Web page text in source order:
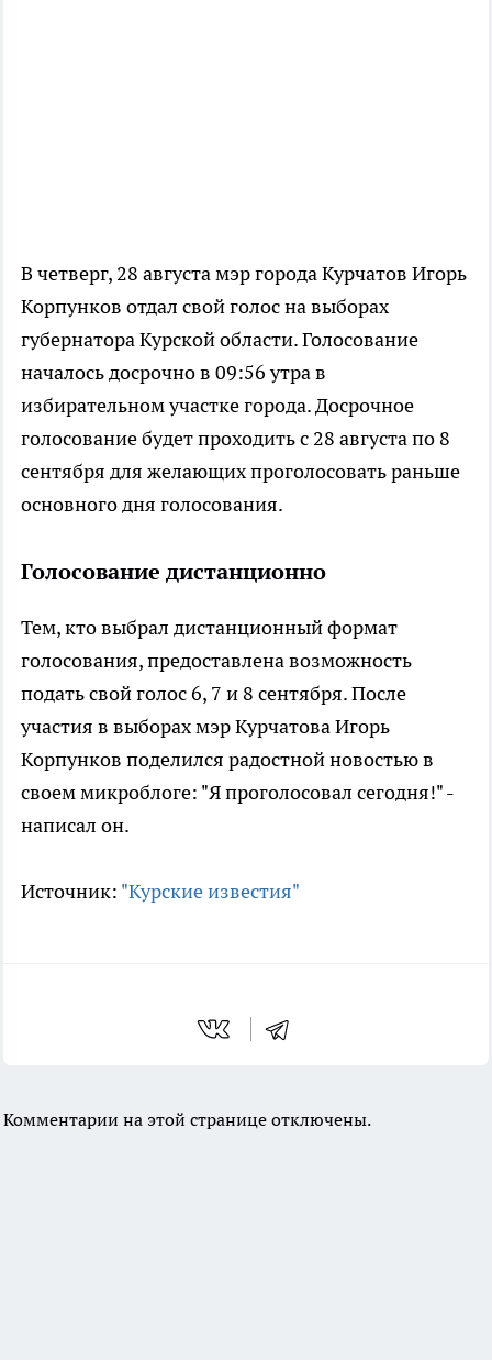
В четверг, 28 августа мэр города Курчатов Игорь
Корпунков отдал свой голос на выборах
губернатора Курской области. Голосование
началось досрочно в 09:56 утра в
избирательном участке города. Досрочное
голосование будет проходить с 28 августа по 8
сентября для желающих проголосовать раньше
основного дня голосования.
Голосование дистанционно
Тем, кто выбрал дистанционный формат
голосования, предоставлена возможность
подать свой голос 6, 7 и 8 сентября. После
участия в выборах мэр Курчатова Игорь
Корпунков поделился радостной новостью в
своем микроблоге: "Я проголосовал сегодня!" -
написал он.
Источник: "Курские известия"
Комментарии на этой странице отключены.